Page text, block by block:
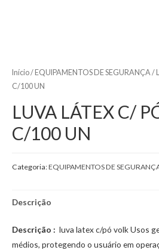
Início/ EQUIPAMENTOS DE SEGURANÇA/
C/100 UN
LUVA LÁTEX C/
C/100 UN
Categoria:EQUIPAMENTOS DE
Descrição
Descrição : luva latex c/pó volk Usos
médios, protegendo o usuário em